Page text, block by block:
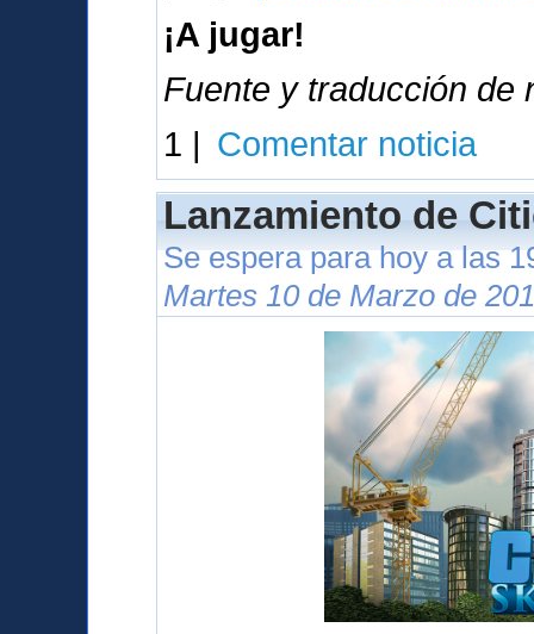
¡A jugar!
Fuente y traducción de
1 | Comentar noticia
Lanzamiento de
Se espera para hoy a las
Martes 10 de Marzo de